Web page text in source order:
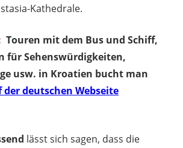
Kathedrale.
Touren mit dem Bus und Schiff,
für Sehenswürdigkeiten,
usw. in Kroatien bucht man
der deutschen Webseite
lässt sich sagen, dass die